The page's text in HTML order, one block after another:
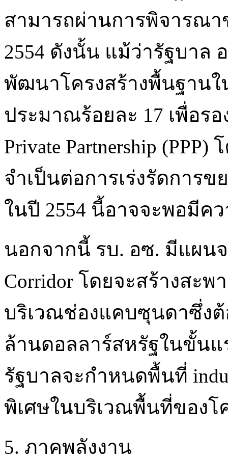
สามารถผ่านการพิจารณ
2554 ดังนั้น แม้ว่ารัฐบาล
พัฒนาโครงสร้างพื้นฐานใ
ประมาณร้อยละ 17 เพื่อร
Private Partnership
จำเป็นต่อการเร่งรัดการ
ในปี 2554 นี้อาจจะพอมีค
นอกจากนี้ รบ. อซ. มีแผนจ
Corridor โดยจะสร้างสะ
บริเวณช่องแคบซุนดาซึ่ง
ล้านดอลลาร์สหรัฐในขั้นแ
รัฐบาลจะกำหนดพื้นที่
พิเศษในบริเวณพื้นที่ของโ
5. ภาคพลังงาน